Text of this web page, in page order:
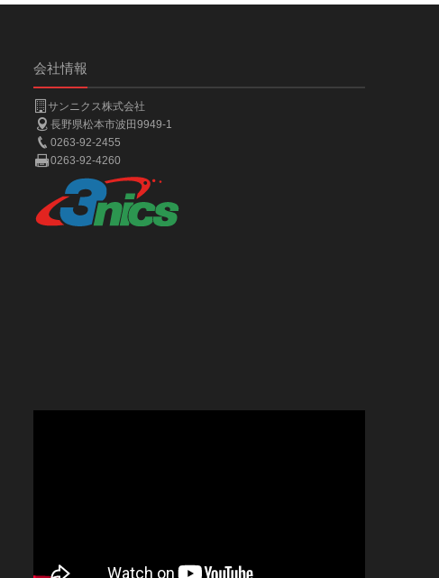
会社情報
サンニクス株式会社
長野県松本市波田9949-1
0263-92-2455
0263-92-4260